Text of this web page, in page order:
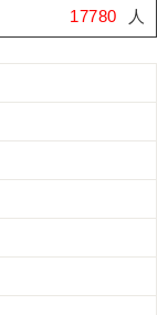
17780 人